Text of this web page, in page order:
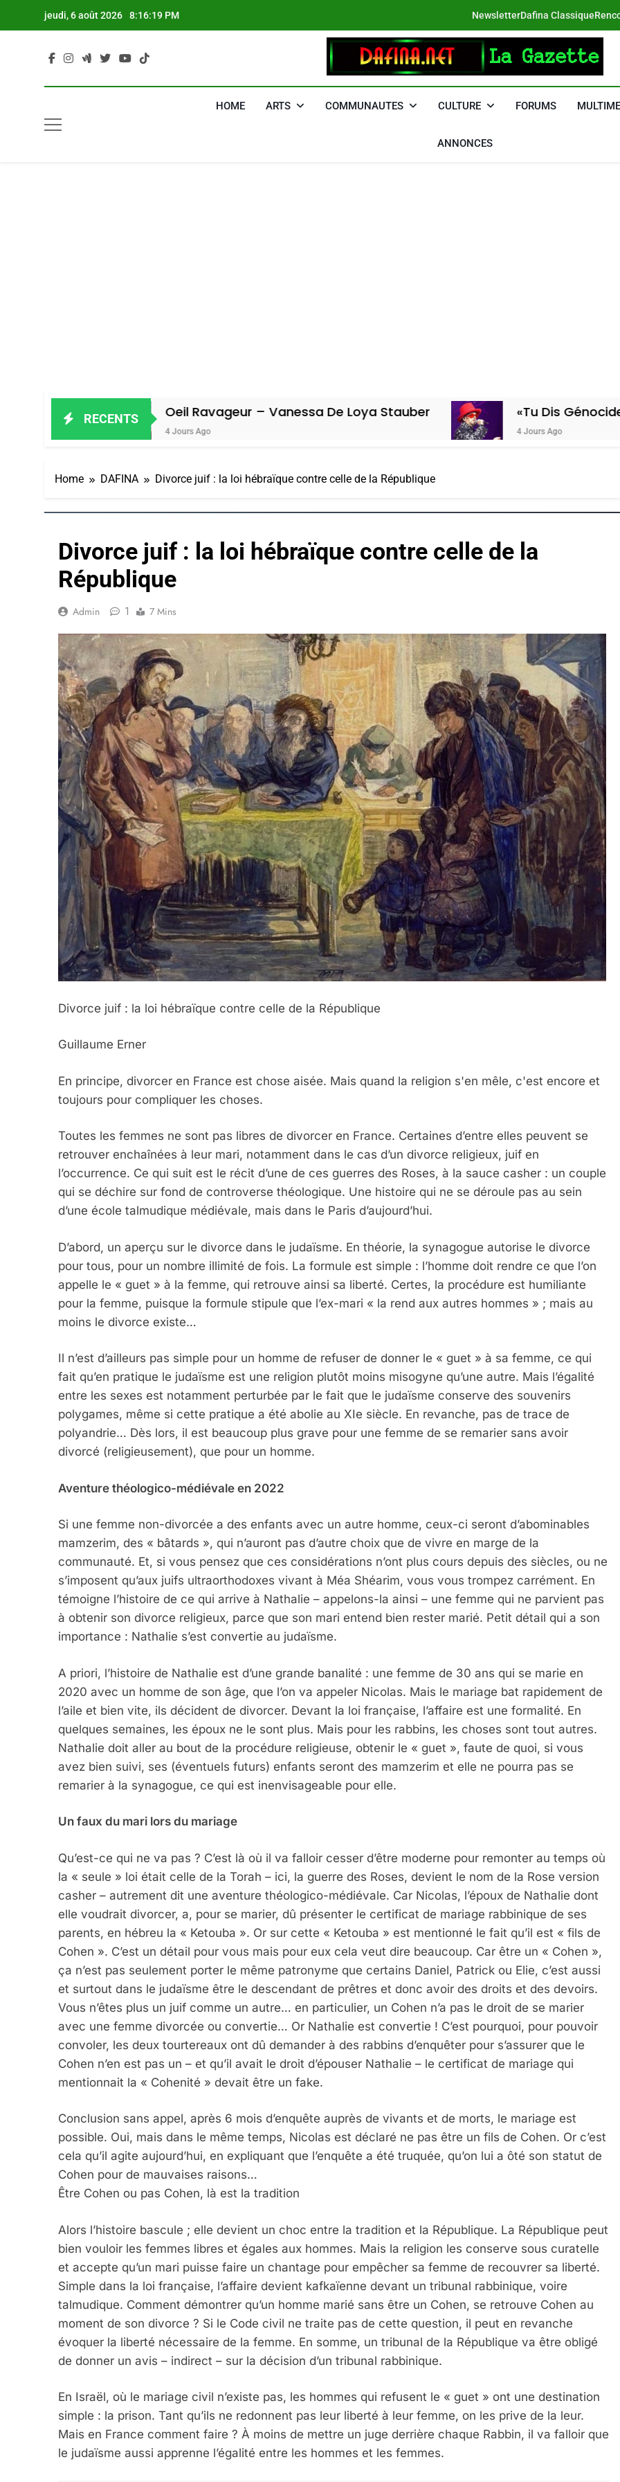
jeudi, 6 août 2026 8:16:21 PM NewsletterDafina Classique
DAFINA
HOME ARTS COMMUNAUTES CULTURE FORUMS
ANNONCES
RECENTS
Oeil Ravageur – Vanessa De Loya Stauber «Tu Dis Génocide, Je Dis
4 Jours Ago
Home DAFINA Divorce juif : la loi hébraïque contre celle de la République
Divorce juif : la loi hébraïque contre celle de la
République
Admin 1 7 Mins
Divorce juif : la loi hébraïque contre celle de la République
Guillaume Erner
En principe, divorcer en France est chose aisée. Mais quand la religion s'en mêle, c'est encore et
toujours pour compliquer les choses.
Toutes les femmes ne sont pas libres de divorcer en France. Certaines d’entre elles peuvent se
retrouver enchaînées à leur mari, notamment dans le cas d’un divorce religieux, juif en
l’occurrence. Ce qui suit est le récit d’une de ces guerres des Roses, à la sauce casher : un couple
qui se déchire sur fond de controverse théologique. Une histoire qui ne se déroule pas au sein
d’une école talmudique médiévale, mais dans le Paris d’aujourd’hui.
D’abord, un aperçu sur le divorce dans le judaïsme. En théorie, la synagogue autorise le divorce
pour tous, pour un nombre illimité de fois. La formule est simple : l’homme doit rendre ce que l’on
appelle le « guet » à la femme, qui retrouve ainsi sa liberté. Certes, la procédure est humiliante
pour la femme, puisque la formule stipule que l’ex-mari « la rend aux autres hommes » ; mais au
moins le divorce existe…
Il n’est d’ailleurs pas simple pour un homme de refuser de donner le « guet » à sa femme, ce qui
fait qu’en pratique le judaïsme est une religion plutôt moins misogyne qu’une autre. Mais l’égalité
entre les sexes est notamment perturbée par le fait que le judaïsme conserve des souvenirs
polygames, même si cette pratique a été abolie au XIe siècle. En revanche, pas de trace de
polyandrie… Dès lors, il est beaucoup plus grave pour une femme de se remarier sans avoir
divorcé (religieusement), que pour un homme.
Aventure théologico-médiévale en 2022
Si une femme non-divorcée a des enfants avec un autre homme, ceux-ci seront d’abominables
mamzerim, des « bâtards », qui n’auront pas d’autre choix que de vivre en marge de la
communauté. Et, si vous pensez que ces considérations n’ont plus cours depuis des siècles, ou ne
s’imposent qu’aux juifs ultraorthodoxes vivant à Méa Shéarim, vous vous trompez carrément. En
témoigne l’histoire de ce qui arrive à Nathalie – appelons-la ainsi – une femme qui ne parvient pas
à obtenir son divorce religieux, parce que son mari entend bien rester marié. Petit détail qui a son
importance : Nathalie s’est convertie au judaïsme.
A priori, l’histoire de Nathalie est d’une grande banalité : une femme de 30 ans qui se marie en
2020 avec un homme de son âge, que l’on va appeler Nicolas. Mais le mariage bat rapidement de
l’aile et bien vite, ils décident de divorcer. Devant la loi française, l’affaire est une formalité. En
quelques semaines, les époux ne le sont plus. Mais pour les rabbins, les choses sont tout autres.
Nathalie doit aller au bout de la procédure religieuse, obtenir le « guet », faute de quoi, si vous
avez bien suivi, ses (éventuels futurs) enfants seront des mamzerim et elle ne pourra pas se
remarier à la synagogue, ce qui est inenvisageable pour elle.
Un faux du mari lors du mariage
Qu’est-ce qui ne va pas ? C’est là où il va falloir cesser d’être moderne pour remonter au temps où
la « seule » loi était celle de la Torah – ici, la guerre des Roses, devient le nom de la Rose version
casher – autrement dit une aventure théologico-médiévale. Car Nicolas, l’époux de Nathalie dont
elle voudrait divorcer, a, pour se marier, dû présenter le certificat de mariage rabbinique de ses
parents, en hébreu la « Ketouba ». Or sur cette « Ketouba » est mentionné le fait qu’il est « fils de
Cohen ». C’est un détail pour vous mais pour eux cela veut dire beaucoup. Car être un « Cohen »,
ça n’est pas seulement porter le même patronyme que certains Daniel, Patrick ou Elie, c’est aussi
et surtout dans le judaïsme être le descendant de prêtres et donc avoir des droits et des devoirs.
Vous n’êtes plus un juif comme un autre… en particulier, un Cohen n’a pas le droit de se marier
avec une femme divorcée ou convertie… Or Nathalie est convertie ! C’est pourquoi, pour pouvoir
convoler, les deux tourtereaux ont dû demander à des rabbins d’enquêter pour s’assurer que le
Cohen n’en est pas un – et qu’il avait le droit d’épouser Nathalie – le certificat de mariage qui
mentionnait la « Cohenité » devait être un fake.
Conclusion sans appel, après 6 mois d’enquête auprès de vivants et de morts, le mariage est
possible. Oui, mais dans le même temps, Nicolas est déclaré ne pas être un fils de Cohen. Or c’est
cela qu’il agite aujourd’hui, en expliquant que l’enquête a été truquée, qu’on lui a ôté son statut de
Cohen pour de mauvaises raisons…
Être Cohen ou pas Cohen, là est la tradition
Alors l’histoire bascule ; elle devient un choc entre la tradition et la République. La République peut
bien vouloir les femmes libres et égales aux hommes. Mais la religion les conserve sous curatelle
et accepte qu’un mari puisse faire un chantage pour empêcher sa femme de recouvrer sa liberté.
Simple dans la loi française, l’affaire devient kafkaïenne devant un tribunal rabbinique, voire
talmudique. Comment démontrer qu’un homme marié sans être un Cohen, se retrouve Cohen au
moment de son divorce ? Si le Code civil ne traite pas de cette question, il peut en revanche
évoquer la liberté nécessaire de la femme. En somme, un tribunal de la République va être obligé
de donner un avis – indirect – sur la décision d’un tribunal rabbinique.
En Israël, où le mariage civil n’existe pas, les hommes qui refusent le « guet » ont une destination
simple : la prison. Tant qu’ils ne redonnent pas leur liberté à leur femme, on les prive de la leur.
Mais en France comment faire ? À moins de mettre un juge derrière chaque Rabbin, il va falloir que
le judaïsme aussi apprenne l’égalité entre les hommes et les femmes.
5
2025, L’année La Plus Meurtrière Selon Le Rapport D’ADL Contre
FRANCE ISRAÉL
FIÈRE, DIGNE ET RÉSILIENTE : POURQUOI JE REVENDIQUE MA JUDAÏTE Par
Dvir